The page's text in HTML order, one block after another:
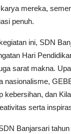
mereka,
penuh.
ini, SDN
Hari
sarat makna.
nasionalisme,
kebersihan, dan
serta
Banjarsari